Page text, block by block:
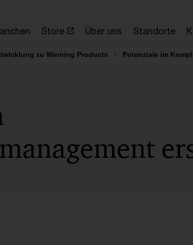
Store Über uns Standorte
zu Winning Products Potenziale im